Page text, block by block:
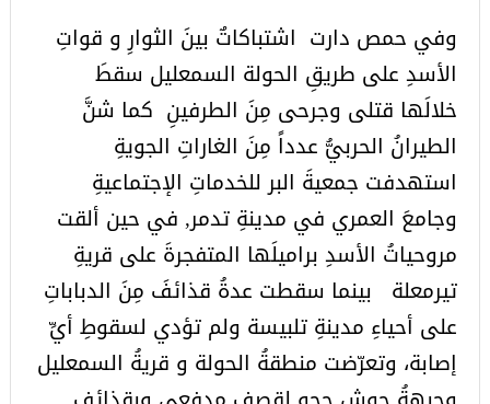
وفي حمص دارت اشتباكاتٌ بينَ الثوارِ و قواتِ
الأسدِ على طريقِ الحولة السمعليل سقطَ
خلالَها قتلى وجرحى مِنَ الطرفينِ كما شنَّ
الطيرانُ الحربيُّ عدداً مِنَ الغاراتِ الجويةِ
استهدفت جمعيةَ البر للخدماتِ الإجتماعيةِ
وجامعَ العمري في مدينةِ تدمر, في حين ألقت
مروحياتُ الأسدِ براميلَها المتفجرةَ على قريةِ
تيرمعلة بينما سقطت عدةُ قذائفَ مِنَ الدباباتِ
على أحياءِ مدينةِ تلبيسة ولم تؤدي لسقوطِ أيِّ
إصابة، وتعرّضت منطقةُ الحولة و قريةُ السمعليل